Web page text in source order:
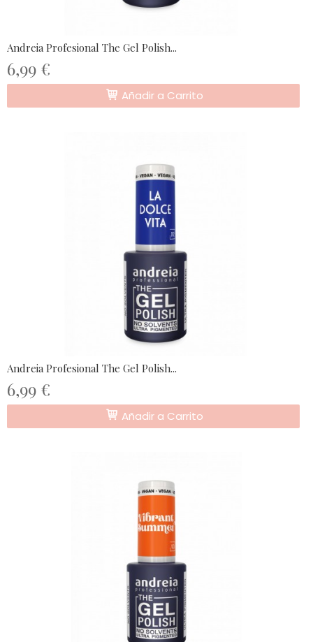
Andreia Profesional The Gel Polish...
6,99 €
Añadir a Carrito
Andreia Profesional The Gel Polish...
6,99 €
Añadir a Carrito